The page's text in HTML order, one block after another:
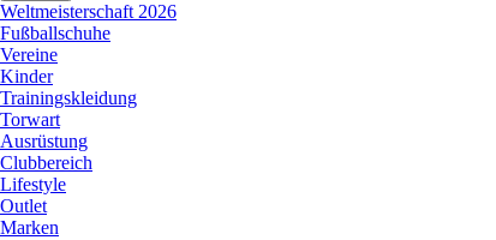
Weltmeisterschaft 2026
Fußballschuhe
Vereine
Kinder
Trainingskleidung
Torwart
Ausrüstung
Clubbereich
Lifestyle
Outlet
Marken